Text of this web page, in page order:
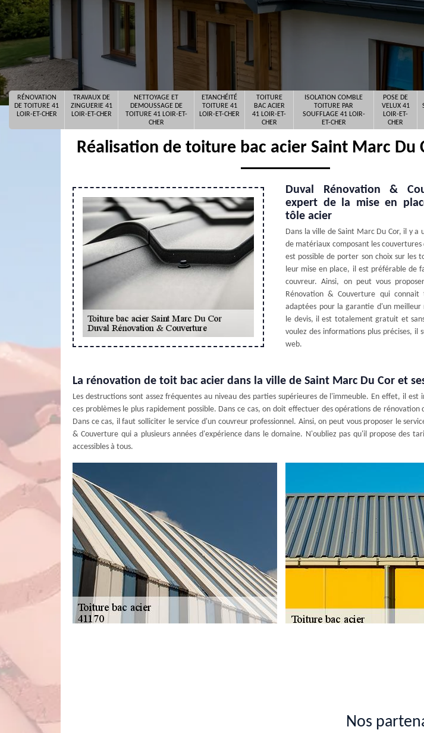
RÉNOVATION
DE TOITURE 41
LOIR-ET-CHER
TRAVAUX DE
ZINGUERIE 41
LOIR-ET-CHER
NETTOYAGE ET
DEMOUSSAGE DE
TOITURE 41 LOIR-ET-
CHER
ETANCHÉITÉ
TOITURE 41
LOIR-ET-CHER
TOITURE
BAC ACIER
41 LOIR-ET-
CHER
ISOLATION COMBLE
TOITURE PAR
SOUFFLAGE 41 LOIR-
ET-CHER
POSE DE
VELUX 41
LOIR-ET-
CHER
Réalisation de toiture bac acier Saint Marc Du
Duval Rénovation &
expert de la mise en
tôle acier
Dans la ville de Saint Marc Du Cor, il y a
de matériaux composant les
est possible de porter son choix sur les
leur mise en place, il est préférable de
couvreur. Ainsi, on peut vous
Rénovation & Couverture qui connait
adaptées pour la garantie d'un
le devis, il est totalement gratuit et
voulez des informations plus précises, il
web.
La rénovation de toit bac acier dans la ville de Saint Marc Du Cor et
Les destructions sont assez fréquentes au niveau des parties supérieures de l'immeuble. En effet, il est
ces problèmes le plus rapidement possible. Dans ce cas, on doit effectuer des opérations de
Dans ce cas, il faut solliciter le service d'un couvreur professionnel. Ainsi, on peut vous proposer le
& Couverture qui a plusieurs années d'expérience dans le domaine. N'oubliez pas qu'il propose des
accessibles à tous.
un meilleur rendu de travail. Il ne rencontre pas de difficulté à se procurer les matériels indispensables
Nos